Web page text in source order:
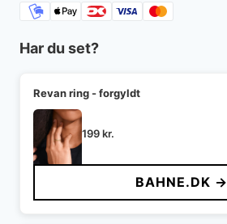
Har du set?
Revan ring - forgyldt
199kr.
BAHNE.DK →